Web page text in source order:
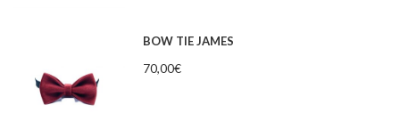
BOW TIE JAMES
70,00€